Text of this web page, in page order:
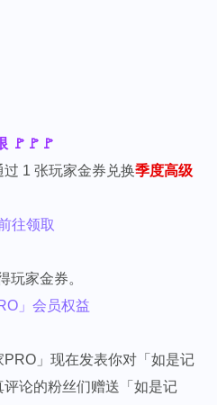
🚩🚩🚩
1 张玩家金券兑换季度高级
往领取
玩家金券。
」会员权益
」现在发表你对「如是记
论的粉丝们赠送「如是记